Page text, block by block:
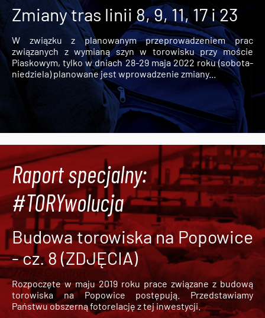
Zmiany tras linii 8, 9, 11, 17 i 23
W związku z planowanym przeprowadzeniem prac
związanych z wymianą szyn w torowisku przy moście
Piaskowym, tylko w dniach 28-29 maja 2022 roku (sobota-
niedziela) planowane jest wprowadzenie zmiany...
Raport specjalny:
#TORYwolucja
Budowa torowiska na Popowice
- cz. 8 (ZDJĘCIA)
Rozpoczęte w maju 2019 roku prace związane z budową
torowiska na Popowice
postępują. Przedstawiamy
Państwu obszerną fotorelację z tej inwestycji.